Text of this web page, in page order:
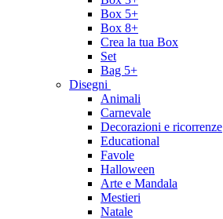
Box 5+
Box 8+
Crea la tua Box
Set
Bag 5+
Disegni
Animali
Carnevale
Decorazioni e ricorrenze
Educational
Favole
Halloween
Arte e Mandala
Mestieri
Natale